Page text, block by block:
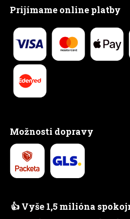
Prijímame online platby
Možnosti dopravy
👍 Vyše 1,5 milióna